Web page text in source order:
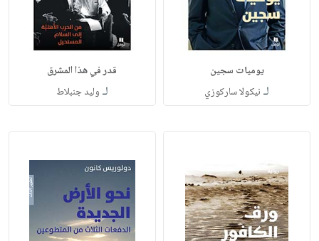
يوميات سجين
لـ نيكولا ساركوزي
قدر في هذا المشرق
لـ وليد جنبلاط